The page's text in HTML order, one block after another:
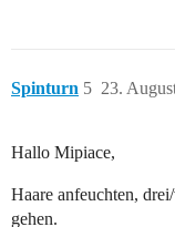
Spinturn 23.
5
Hallo Mipiace,
Haare anfeuchten,
gehen.